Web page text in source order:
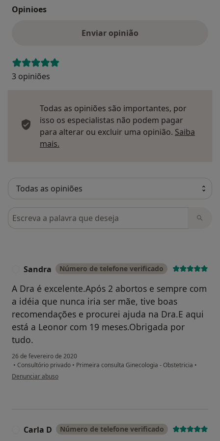
Opinioes
Enviar opinião
3 opiniões
Todas as opiniões são importantes, por
isso os especialistas não podem pagar
para alterar ou excluir uma opinião. Saiba
mais.
Pesquisar em opiniões
Sandra Número de telefone verificado
A Dra é excelente.Após 2 abortos e sempre com
a idéia que nunca iria ser mãe, tive boas
recomendações e procurei ajuda na Dra.E aqui
está a Leonor com 19 meses.Obrigada por
tudo.
26 de fevereiro de 2020
• Consultório privado • Primeira consulta Ginecologia - Obstetricia •
na opinião do utilizador Sandra
Denunciar abuso
Carla D Número de telefone verificado